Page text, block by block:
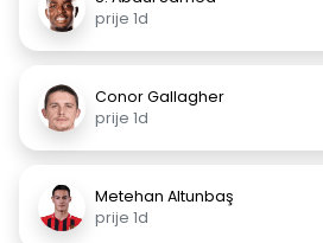
prije 1d
Conor Gallagher
prije 1d
Metehan Altunbaş
prije 1d